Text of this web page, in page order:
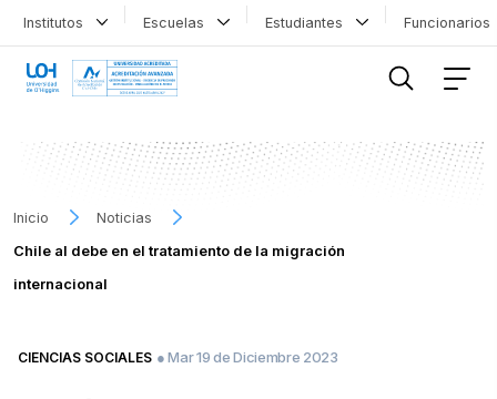
Institutos Escuelas Estudiantes
Inicio
Noticias
Chile al debe en el tratamiento de la migración
internacional
CIENCIAS SOCIALES ● Mar 19 de Diciembre 2023